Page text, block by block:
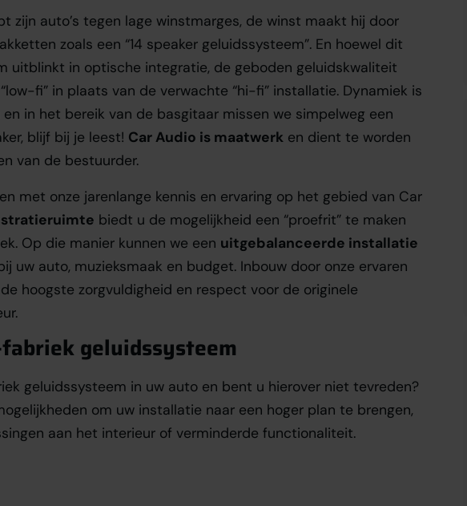
zijn auto’s tegen lage winstmarges, de winst maakt hij door
zoals een “14 speaker geluidssysteem”. En hoewel dit
uitblinkt in optische integratie, de geboden geluidskwaliteit
fi” in plaats van de verwachte “hi-fi” installatie. Dynamiek is
in het bereik van de basgitaar missen we simpelweg een
blijf bij je leest! Car Audio is maatwerk en dient te worden
van de bestuurder.
met onze jarenlange kennis en ervaring op het gebied van Car
biedt u de mogelijkheid een “proefrit” te maken
Op die manier kunnen we een uitgebalanceerde installatie
uw auto, muzieksmaak en budget. Inbouw door onze ervaren
hoogste zorgvuldigheid en respect voor de originele
geluidssysteem
geluidssysteem in uw auto en bent u hierover niet tevreden?
om uw installatie naar een hoger plan te brengen,
aan het interieur of verminderde functionaliteit.